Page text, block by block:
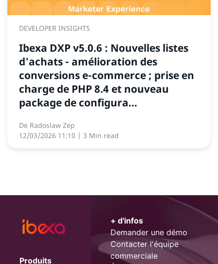
DEVELOPER INSIGHTS
Ibexa DXP v5.0.6 : Nouvelles listes
d'achats - amélioration des
conversions e-commerce ; prise en
charge de PHP 8.4 et nouveau
package de configura...
De Radoslaw Zep
12/03/2026 11:10 | 3 Min read